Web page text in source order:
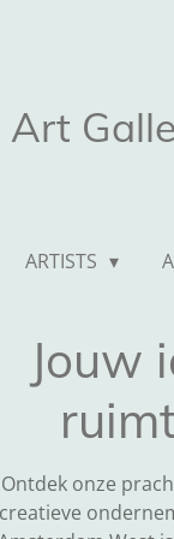
Art
ARTISTS
Jouw
Ontdek onze
creatieve